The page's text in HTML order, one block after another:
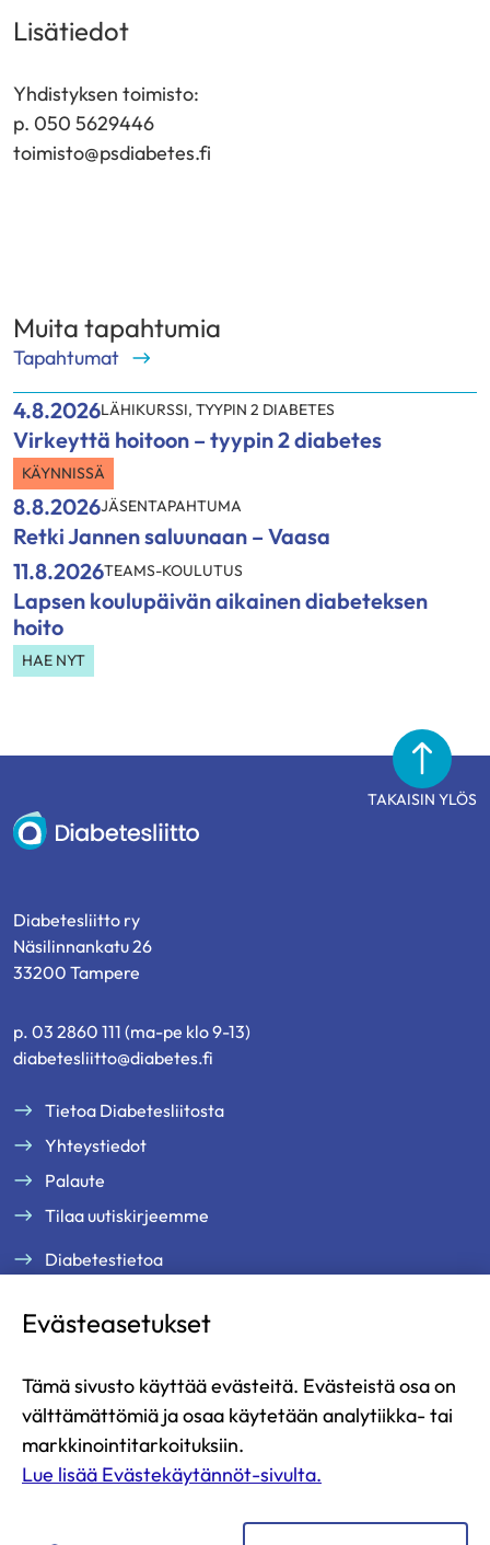
t
o
s
e
v
e
l
u
u
n
)
Lisätiedot
Yhdistyksen toimisto:
p. 050 5629446
toimisto@psdiabetes.fi
Muita tapahtumia
Tapahtumat
4.8.2026LÄHIKURSSI, TYYPIN 2 DIABETES
Virkeyttä hoitoon – tyypin 2 diabetes
KÄYNNISSÄ
8.8.2026JÄSENTAPAHTUMA
Retki Jannen saluunaan – Vaasa
11.8.2026TEAMS-KOULUTUS
Lapsen koulupäivän aikainen diabeteksen
hoito
HAE NYT
TAKAISIN YLÖS
Diabetesliitto
Diabetesliitto ry
Näsilinnankatu 26
33200 Tampere
p. 03 2860 111 (ma-pe klo 9-13)
diabetesliitto@diabetes.fi
Tietoa Diabetesliitosta
Yhteystiedot
Palaute
Tilaa uutiskirjeemme
Diabetestietoa
Jäsenille
Ajankohtaista
Yritysyhteistyö ja kumppanuus
Lahjoita
Evästeasetukset
Tämä sivusto käyttää evästeitä. Evästeistä osa on
välttämättömiä ja osaa käytetään analytiikka- tai
markkinointitarkoituksiin.
Lue lisää Evästekäytännöt-sivulta.